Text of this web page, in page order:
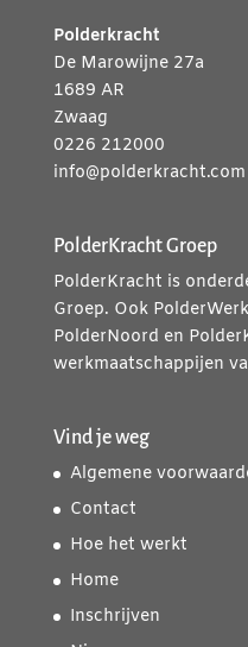
Polderkracht
De Marowijne 27a
1689 AR
Zwaag
0226 212000
info@polderkracht.com
PolderKracht Groep
PolderKracht is
Groep. Ook
PolderNoord en
werkmaatschappijen
Vind je weg
Algemene
Contact
Hoe het werkt
Home
Inschrijven